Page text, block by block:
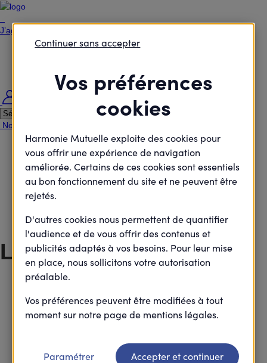
J’agisCollectif
Je passe à l'action
Je deviens élu
Nous contacter
Nous rejoindre
Accueil
organisateur
Mon compte - Activité
Accueil
organisateur
Mon compte - Activité
Léna GUILLAUME
295agora(s) organisée(s)
actions organisée(s)
Vos préférences
cookies
Harmonie Mutuelle exploite des cookies pour
vous offrir une expérience de navigation
améliorée. Certains de ces cookies sont essentiels
au bon fonctionnement du site et ne peuvent être
rejetés.
D'autres cookies nous permettent de quantifier
l'audience et de vous offrir des contenus et
publicités adaptés à vos besoins. Pour leur mise
en place, nous sollicitons votre autorisation
préalable.
Vos préférences peuvent être modifiées à tout
moment sur notre page de mentions légales.
Continuer sans accepter
Paramétrer Accepter et continuer